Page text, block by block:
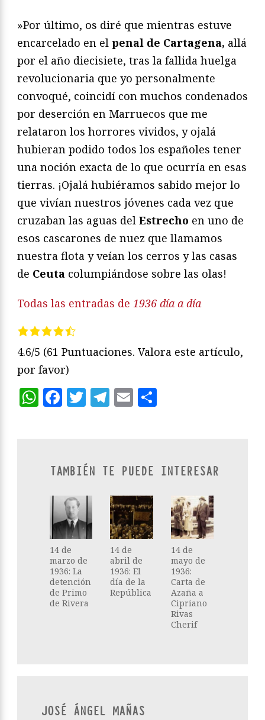
»Por último, os diré que mientras estuve
encarcelado en el penal de Cartagena, allá
por el año diecisiete, tras la fallida huelga
revolucionaria que yo personalmente
convoqué, coincidí con muchos condenados
por deserción en Marruecos que me
relataron los horrores vividos, y ojalá
hubieran podido todos los españoles tener
una noción exacta de lo que ocurría en esas
tierras. ¡Ojalá hubiéramos sabido mejor lo
que vivían nuestros jóvenes cada vez que
cruzaban las aguas del Estrecho en uno de
esos cascarones de nuez que llamamos
nuestra flota y veían los cerros y las casas
de Ceuta columpiándose sobre las olas!
Todas las entradas de 1936 día a día
4.6/5 (61 Puntuaciones. Valora este artículo,
por favor)
WhatsApp
Facebook
Twitter
Telegram
Email
TAMBIÉN TE PUEDE INTERESAR
14 de
marzo de
1936: La
detención
de Primo
de Rivera
14 de
abril de
1936: El
día de la
República
14 de
mayo de
1936:
Carta de
Azaña a
Cipriano
Rivas
Cherif
JOSÉ ÁNGEL MAÑAS